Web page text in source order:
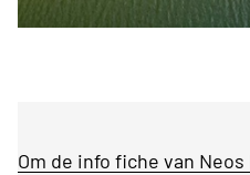
Om de info fiche van